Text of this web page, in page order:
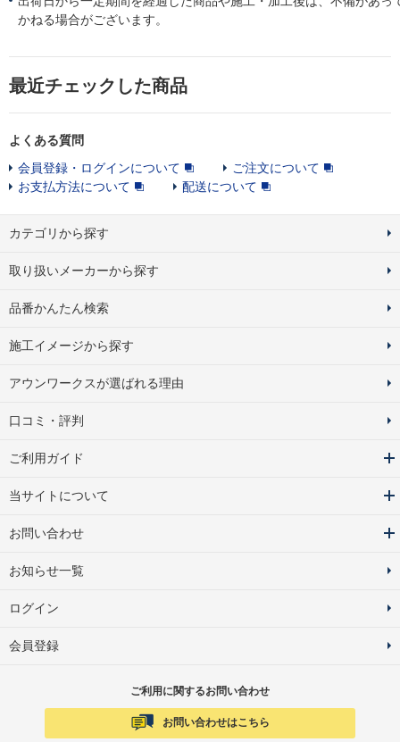
かねる場合がございます。
最近チェックした商品
よくある質問
会員登録・ログインについて
ご注文について
お支払方法について
配送について
カテゴリから探す
取り扱いメーカーから探す
品番かんたん検索
施工イメージから探す
アウンワークスが選ばれる理由
口コミ・評判
ご利用ガイド
当サイトについて
お問い合わせ
お知らせ一覧
ログイン
会員登録
ご利用に関するお問い合わせ
お問い合わせはこちら